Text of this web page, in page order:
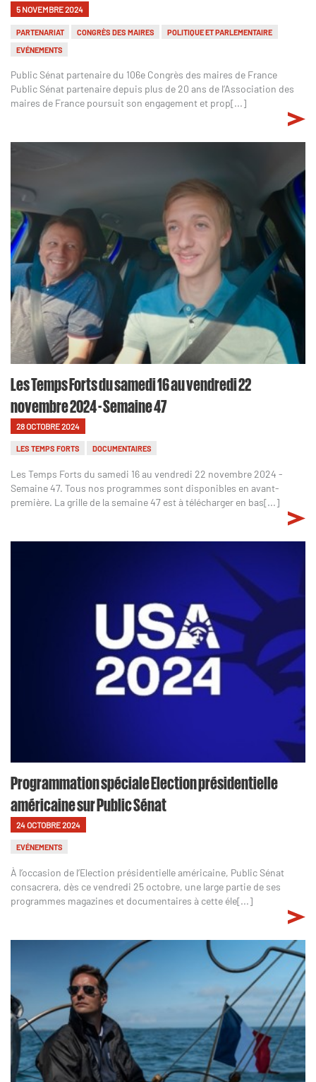
5 NOVEMBRE 2024
PARTENARIAT CONGRÈS DES MAIRES
POLITIQUE ET PARLEMENTAIRE
EVÉNEMENTS
Public Sénat partenaire du 106e Congrès des maires de France
Public Sénat partenaire depuis plus de 20 ans de l’Association des
maires de France poursuit son engagement et prop[...]
Les Temps Forts du samedi 16 au vendredi 22
novembre 2024 - Semaine 47
28 OCTOBRE 2024
LES TEMPS FORTS DOCUMENTAIRES
Les Temps Forts du samedi 16 au vendredi 22 novembre 2024 -
Semaine 47. Tous nos programmes sont disponibles en avant-
première. La grille de la semaine 47 est à télécharger en bas[...]
Programmation spéciale Election présidentielle
américaine sur Public Sénat
24 OCTOBRE 2024
EVÉNEMENTS
À l’occasion de l’Election présidentielle américaine, Public Sénat
consacrera, dès ce vendredi 25 octobre, une large partie de ses
programmes magazines et documentaires à cette éle[...]